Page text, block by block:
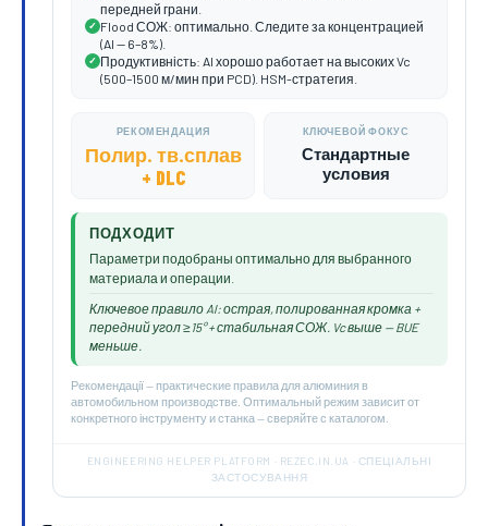
передней грани.
✓ Flood СОЖ: оптимально. Следите за концентрацией
(Al — 6–8%).
✓ Продуктивність: Al хорошо работает на высоких Vc
(500–1500 м/мин при PCD). HSM-стратегия.
РЕКОМЕНДАЦИЯ
Полир. тв.сплав
+ DLC
КЛЮЧЕВОЙ ФОКУС
Стандартные
условия
ПОДХОДИТ
Параметри подобраны оптимально для выбранного
материала и операции.
Ключевое правило Al: острая, полированная кромка +
передний угол ≥15° + стабильная СОЖ. Vc выше — BUE
меньше.
Рекомендації — практические правила для алюминия в
автомобильном производстве. Оптимальный режим зависит от
конкретного інструменту и станка — сверяйте с каталогом.
ENGINEERING HELPER PLATFORM · REZEC.IN.UA · СПЕЦІАЛЬНІ
ЗАСТОСУВАННЯ